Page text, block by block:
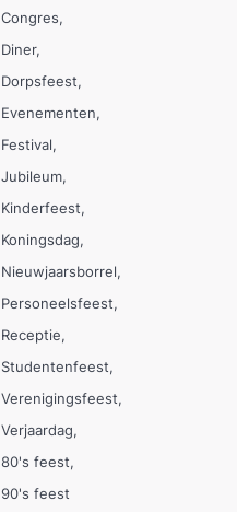
Congres
Diner
Dorpsfeest
Evenementen
Festival
Jubileum
Kinderfeest
Koningsdag
Nieuwjaarsborrel
Personeelsfeest
Receptie
Studentenfeest
Verenigingsfeest
Verjaardag
80's feest
90's feest